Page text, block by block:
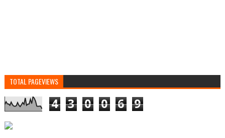
TOTAL PAGEVIEWS
4 3 0 0 6 9